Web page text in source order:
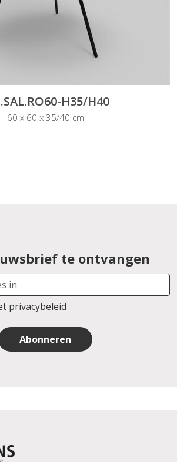
H35/H40
60 x 60 x 35/40 cm
te ontvangen
privacybeleid
Abonneren